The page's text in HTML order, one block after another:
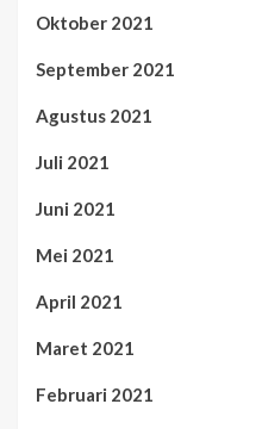
Oktober 2021
September 2021
Agustus 2021
Juli 2021
Juni 2021
Mei 2021
April 2021
Maret 2021
Februari 2021